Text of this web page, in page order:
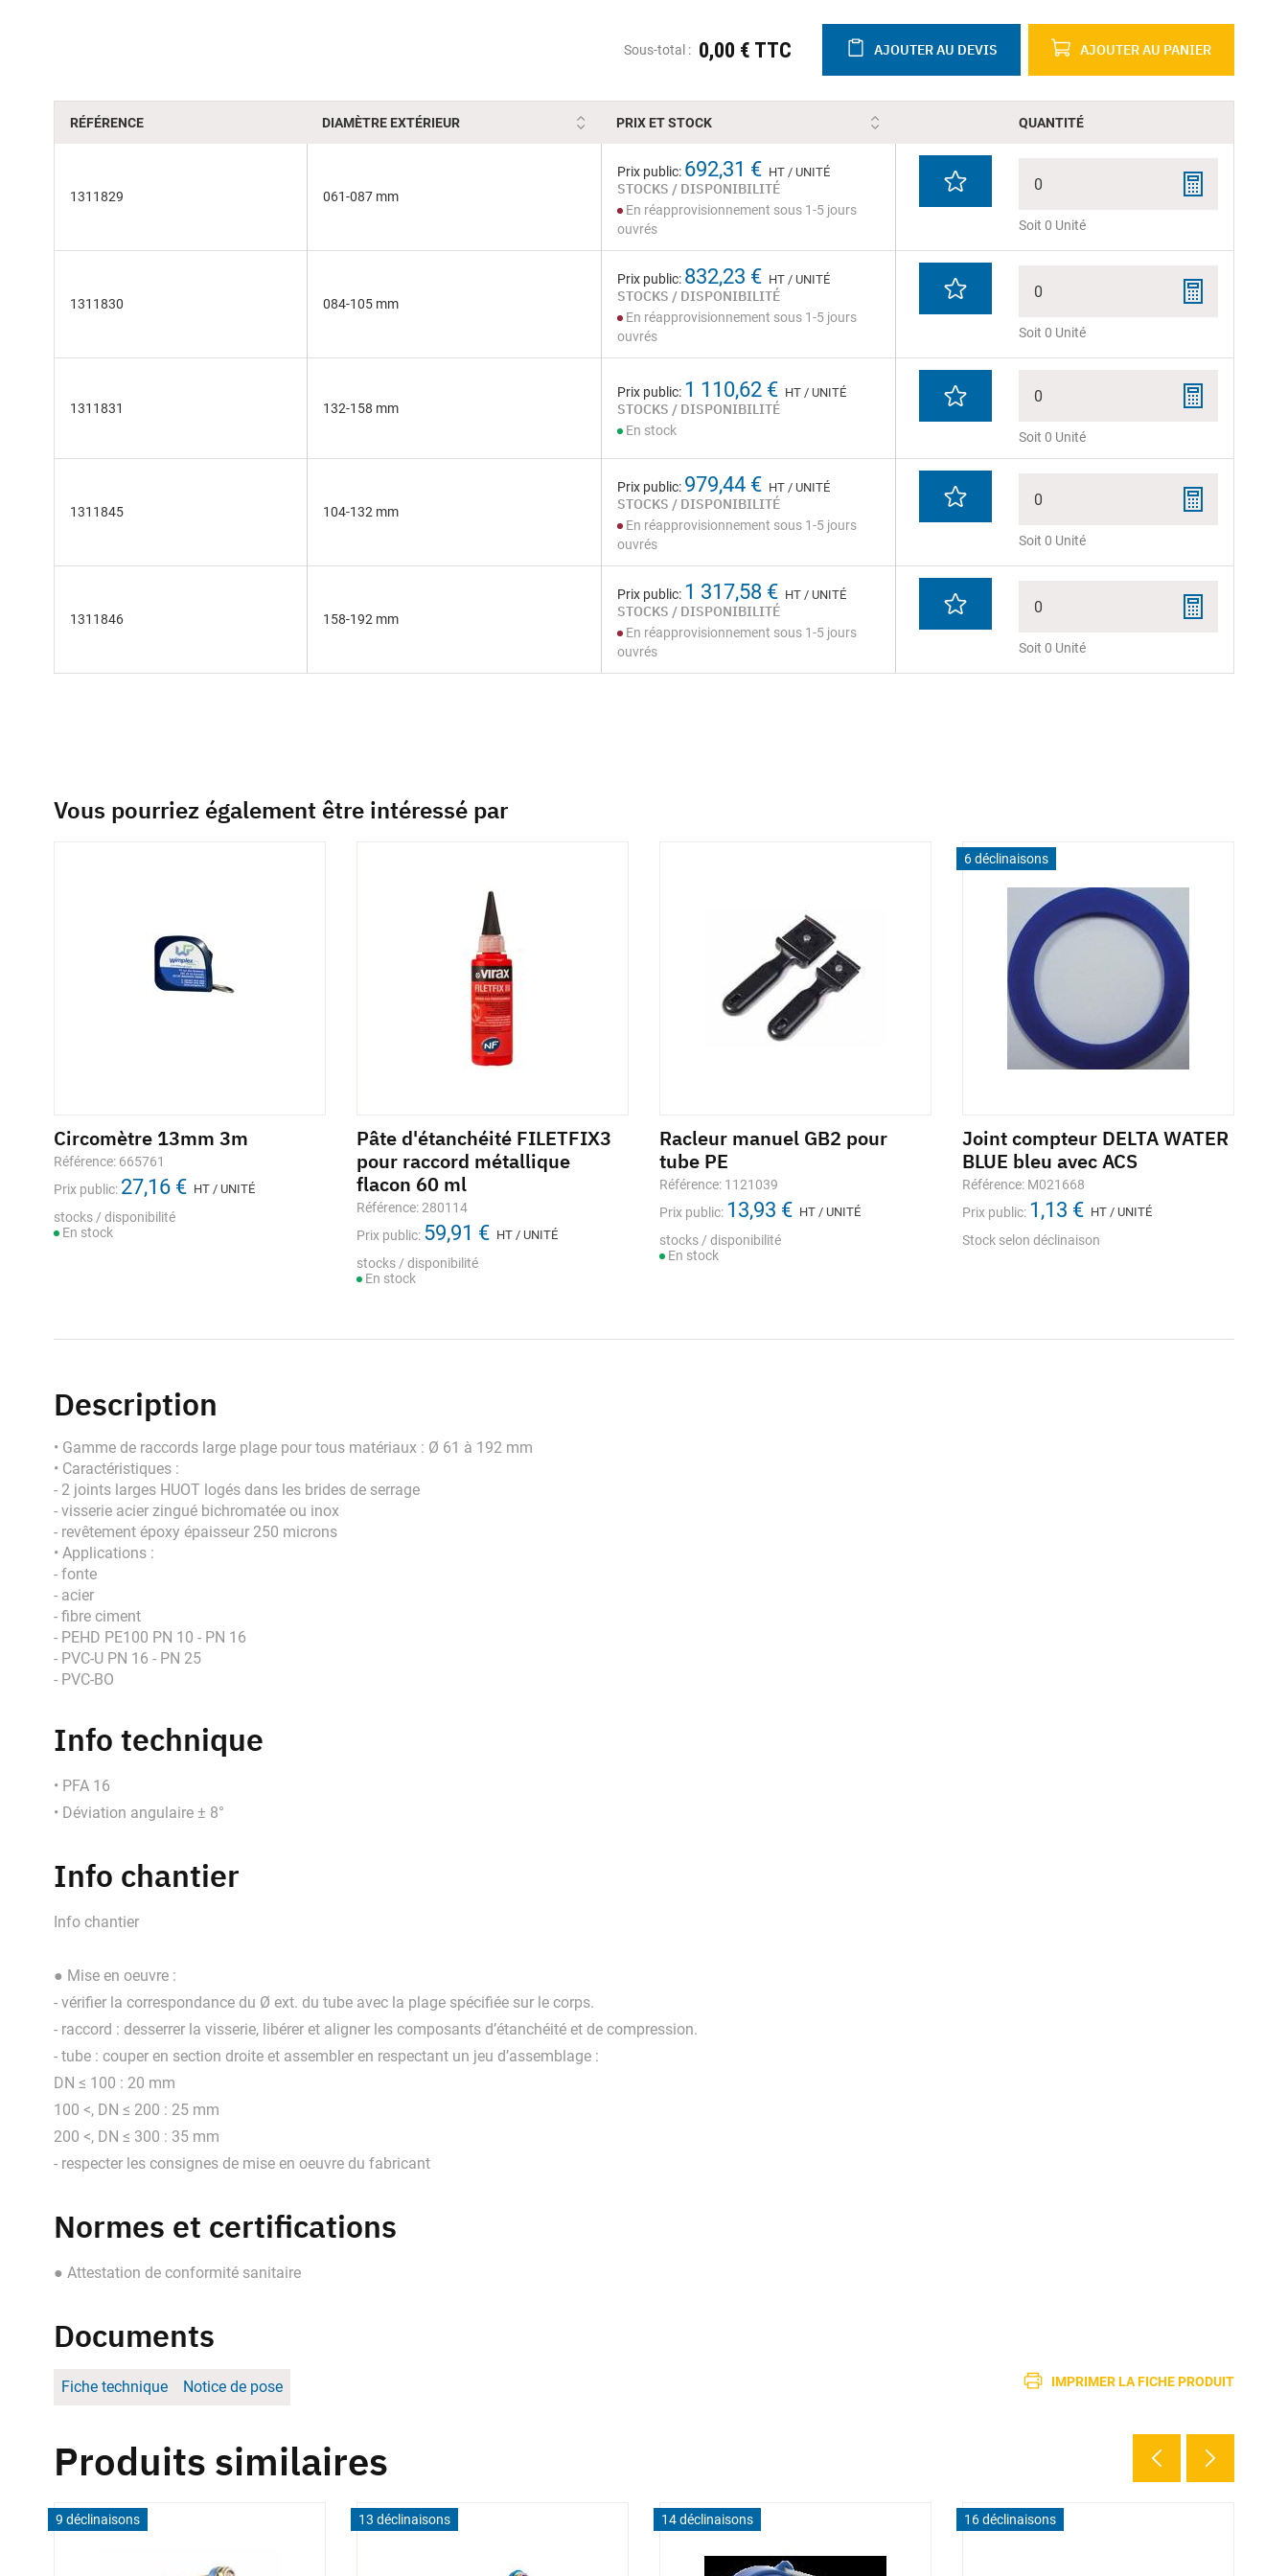
Sous-total : 0,00 € TTC AJOUTER AU DEVIS AJOUTER AU PANIER
RÉFÉRENCE DIAMÈTRE EXTÉRIEUR PRIX ET STOCK QUANTITÉ
1311829 061-087 mm
Prix public: 692,31 € HT / UNITÉ
STOCKS / DISPONIBILITÉ
En réapprovisionnement sous 1-5 jours
ouvrés
0
Soit 0 Unité
1311830 084-105 mm
Prix public: 832,23 € HT / UNITÉ
STOCKS / DISPONIBILITÉ
En réapprovisionnement sous 1-5 jours
ouvrés
0
Soit 0 Unité
1311831 132-158 mm
Prix public: 1 110,62 € HT / UNITÉ
STOCKS / DISPONIBILITÉ
En stock
0
Soit 0 Unité
1311845 104-132 mm
Prix public: 979,44 € HT / UNITÉ
STOCKS / DISPONIBILITÉ
En réapprovisionnement sous 1-5 jours
ouvrés
0
Soit 0 Unité
1311846 158-192 mm
Prix public: 1 317,58 € HT / UNITÉ
STOCKS / DISPONIBILITÉ
En réapprovisionnement sous 1-5 jours
ouvrés
0
Soit 0 Unité
Vous pourriez également être intéressé par
Circomètre 13mm 3m
Référence: 665761
Prix public: 27,16 € HT / UNITÉ
stocks / disponibilité
En stock
Pâte d'étanchéité FILETFIX3
pour raccord métallique
flacon 60 ml
Référence: 280114
Prix public: 59,91 € HT / UNITÉ
stocks / disponibilité
En stock
Racleur manuel GB2 pour
tube PE
Référence: 1121039
Prix public: 13,93 € HT / UNITÉ
stocks / disponibilité
En stock
6 déclinaisons
Joint compteur DELTA WATER
BLUE bleu avec ACS
Référence: M021668
Prix public: 1,13 € HT / UNITÉ
Stock selon déclinaison
Description
• Gamme de raccords large plage pour tous matériaux : Ø 61 à 192 mm
• Caractéristiques :
- 2 joints larges HUOT logés dans les brides de serrage
- visserie acier zingué bichromatée ou inox
- revêtement époxy épaisseur 250 microns
• Applications :
- fonte
- acier
- fibre ciment
- PEHD PE100 PN 10 - PN 16
- PVC-U PN 16 - PN 25
- PVC-BO
Info technique
• PFA 16
• Déviation angulaire ± 8°
Info chantier
Info chantier
● Mise en oeuvre :
- vérifier la correspondance du Ø ext. du tube avec la plage spécifiée sur le corps.
- raccord : desserrer la visserie, libérer et aligner les composants d’étanchéité et de compression.
- tube : couper en section droite et assembler en respectant un jeu d’assemblage :
DN ≤ 100 : 20 mm
100 <, DN ≤ 200 : 25 mm
200 <, DN ≤ 300 : 35 mm
- respecter les consignes de mise en oeuvre du fabricant
Normes et certifications
● Attestation de conformité sanitaire
Documents
Fiche technique Notice de pose IMPRIMER LA FICHE PRODUIT
Produits similaires
9 déclinaisons 13 déclinaisons 14 déclinaisons 16 déclinaisons